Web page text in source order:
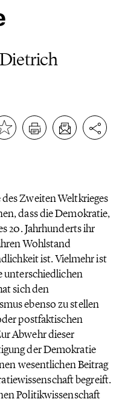
Zweiten Weltkrieges
dass die Demokratie,
20. Jahrhunderts ihr
Wohlstand
ist. Vielmehr ist
unterschiedlichen
sich den
ebenso zu stellen
postfaktischen
Abwehr dieser
der Demokratie
wesentlichen Beitrag
begreift.
Politikwissenschaft